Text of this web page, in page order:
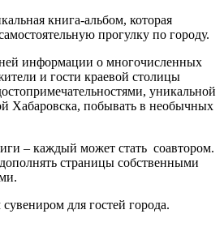
книга-альбом, которая
прогулку по городу.
информации о многочисленных
и гости краевой столицы
уникальной
Хабаровска, побывать в необычных
– каждый может стать соавтором.
страницы собственными
для гостей города.